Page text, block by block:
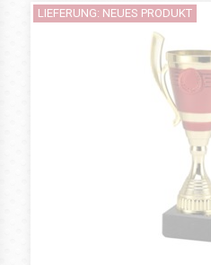
LIEFERUNG: NEUES PRODUKT